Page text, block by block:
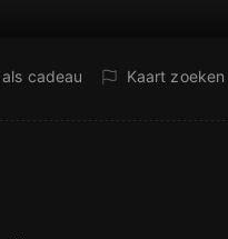
cadeau Kaart zoeken